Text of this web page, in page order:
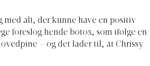
med alt, der kunne have en positiv
foreslog hende botox, som ifølge en
– og det lader til, at Chrissy